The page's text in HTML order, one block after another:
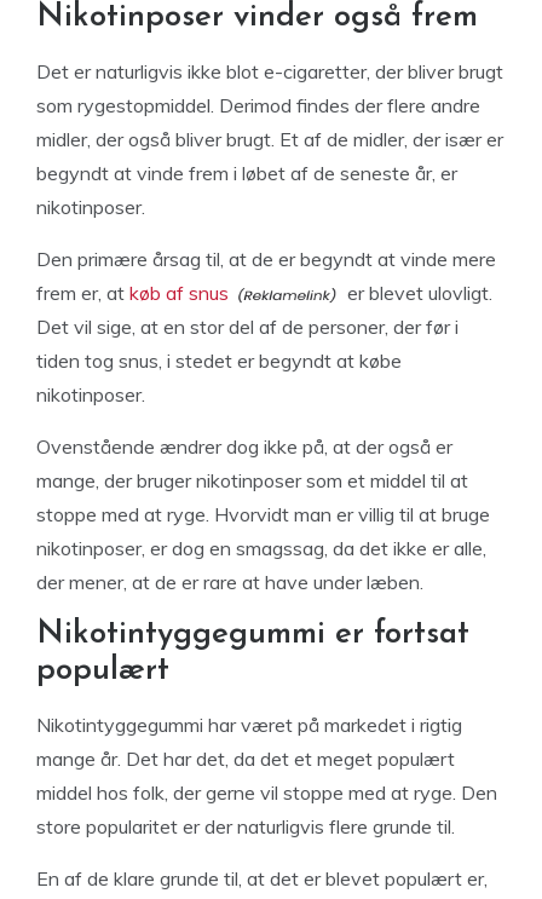
Nikotinposer vinder også frem
Det er naturligvis ikke blot e-cigaretter, der bliver brugt
som rygestopmiddel. Derimod findes der flere andre
midler, der også bliver brugt. Et af de midler, der især er
begyndt at vinde frem i løbet af de seneste år, er
nikotinposer.
Den primære årsag til, at de er begyndt at vinde mere
frem er, at køb af snus
er blevet ulovligt.
Det vil sige, at en stor del af de personer, der før i
tiden tog snus, i stedet er begyndt at købe
nikotinposer.
Ovenstående ændrer dog ikke på, at der også er
mange, der bruger nikotinposer som et middel til at
stoppe med at ryge. Hvorvidt man er villig til at bruge
nikotinposer, er dog en smagssag, da det ikke er alle,
der mener, at de er rare at have under læben.
Nikotintyggegummi er fortsat
populært
Nikotintyggegummi har været på markedet i rigtig
mange år. Det har det, da det et meget populært
middel hos folk, der gerne vil stoppe med at ryge. Den
store popularitet er der naturligvis flere grunde til.
En af de klare grunde til, at det er blevet populært er,